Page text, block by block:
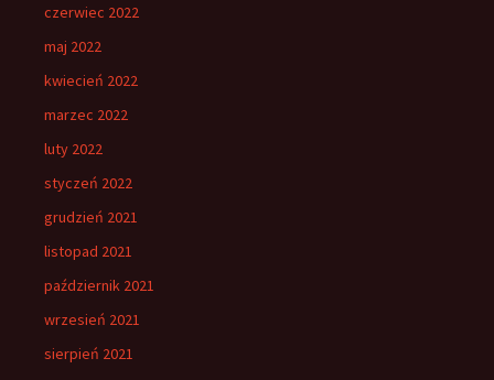
czerwiec 2022
maj 2022
kwiecień 2022
marzec 2022
luty 2022
styczeń 2022
grudzień 2021
listopad 2021
październik 2021
wrzesień 2021
sierpień 2021